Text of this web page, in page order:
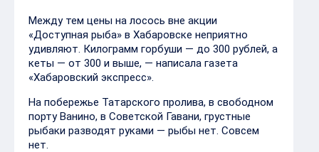
Между тем цены на лосось вне акции
«Доступная рыба» в Хабаровске неприятно
удивляют. Килограмм горбуши — до 300 рублей, а
кеты — от 300 и выше, — написала газета
«Хабаровский экспресс».
На побережье Татарского пролива, в свободном
порту Ванино, в Советской Гавани, грустные
рыбаки разводят руками — рыбы нет. Совсем
нет.